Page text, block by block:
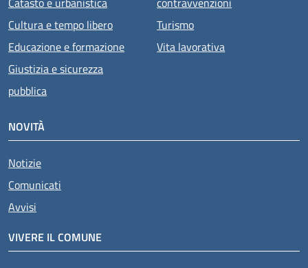
Cultura e tempo libero
Educazione e formazione
Giustizia e sicurezza
pubblica
Turismo
Vita lavorativa
NOVITÀ
Notizie
Comunicati
Avvisi
VIVERE IL COMUNE